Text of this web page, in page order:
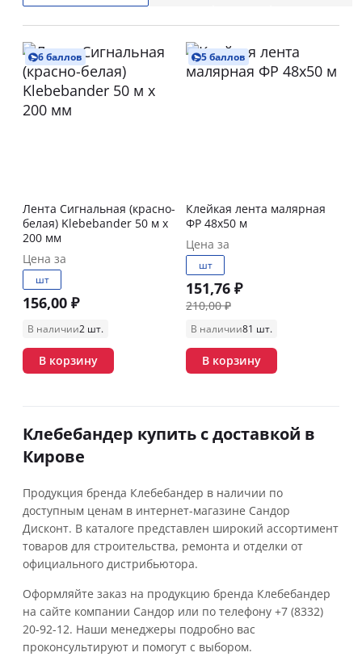
6 баллов
Лента Сигнальная (красно-
белая) Klebebander 50 м х
200 мм
Цена за
шт
156,00 ₽
В наличии2 шт.
В корзину
5 баллов
Клейкая лента малярная
ФР 48х50 м
Цена за
шт
151,76 ₽
210,00 ₽
В наличии81 шт.
В корзину
Клебебандер купить с доставкой в
Кирове
Продукция бренда Клебебандер в наличии по
доступным ценам в интернет-магазине Сандор
Дисконт. В каталоге представлен широкий ассортимент
товаров для строительства, ремонта и отделки от
официального дистрибьютора.
Оформляйте заказ на продукцию бренда Клебебандер
на сайте компании Сандор или по телефону +7 (8332)
20-92-12. Наши менеджеры подробно вас
проконсультируют и помогут с выбором.